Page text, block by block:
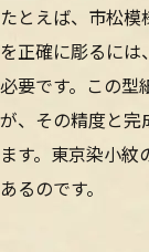
たとえば、市松
を正確に彫るに
必要です。この型
が、その精度と完
ます。東京染小
あるのです。